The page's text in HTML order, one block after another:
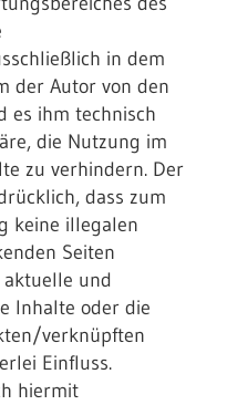
in dem
der Autor von den
es ihm technisch
die Nutzung im
zu verhindern. Der
dass zum
keine illegalen
Seiten
aktuelle und
Inhalte oder die
verknüpften
Einfluss.
hiermit